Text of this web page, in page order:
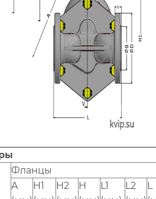
Фланцы
A
H1
H2
H
L1
L2
L